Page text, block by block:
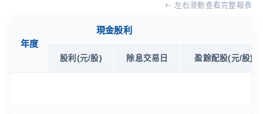
⇠ 左右滑動查看完整報表
年度
現金股利
股利(元/股) 除息交易日 盈餘配股(元/股)